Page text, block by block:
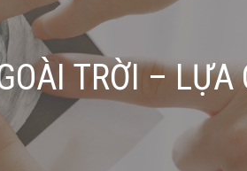
TRỜI – LỰA